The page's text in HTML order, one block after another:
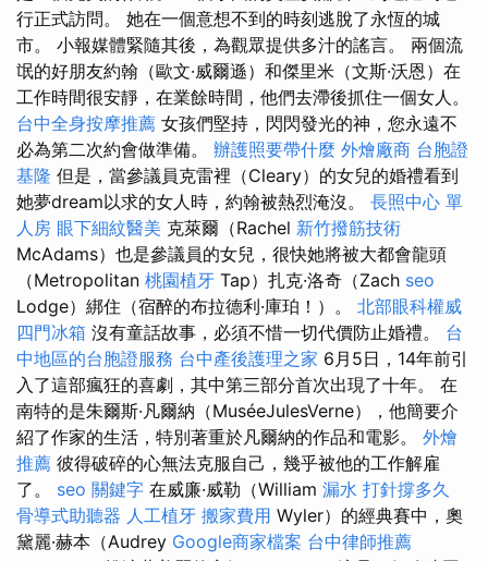
行正式訪問。 她在一個意想不到的時刻逃脫了永恆的城
市。 小報媒體緊隨其後，為觀眾提供多汁的謠言。 兩個流
氓的好朋友約翰（歐文·威爾遜）和傑里米（文斯·沃恩）在
工作時間很安靜，在業餘時間，他們去滯後抓住一個女人。
台中全身按摩推薦 女孩們堅持，閃閃發光的神，您永遠不
必為第二次約會做準備。 辦護照要帶什麼 外燴廠商 台胞證
基隆 但是，當參議員克雷裡（Cleary）的女兒的婚禮看到
她夢dream以求的女人時，約翰被熱烈淹沒。 長照中心 單
人房 眼下細紋醫美 克萊爾（Rachel 新竹撥筋技術
McAdams）也是參議員的女兒，很快她將被大都會龍頭
（Metropolitan 桃園植牙 Tap）扎克·洛奇（Zach seo
Lodge）綁住（宿醉的布拉德利·庫珀！）。 北部眼科權威
四門冰箱 沒有童話故事，必須不惜一切代價防止婚禮。 台
中地區的台胞證服務 台中產後護理之家 6月5日，14年前引
入了這部瘋狂的喜劇，其中第三部分首次出現了十年。 在
南特的是朱爾斯·凡爾納（MuséeJulesVerne），他簡要介
紹了作家的生活，特別著重於凡爾納的作品和電影。 外燴
推薦 彼得破碎的心無法克服自己，幾乎被他的工作解雇
了。 seo 關鍵字 在威廉·威勒（William 漏水 打針撐多久
骨導式助聽器 人工植牙 搬家費用 Wyler）的經典賽中，奧
黛麗·赫本（Audrey Google商家檔案 台中律師推薦